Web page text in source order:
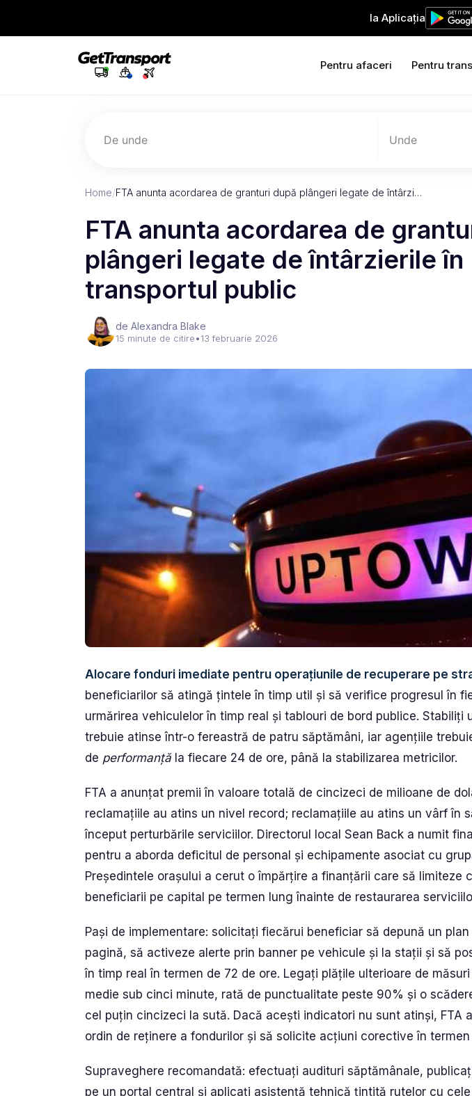
Ia Aplicația
Pentru afaceri Pentru
De unde Unde
Home/FTA anunta acordarea de granturi după plângeri legate de întârzi…
FTA anunta acordarea de
plângeri legate de întârzierile în
transportul public
de Alexandra Blake
15 minute de citire•13 februarie 2026
Alocare fonduri imediate pentru operațiunile de recuperare pe
beneficiarilor să atingă țintele în timp util și să verifice progresul în
urmărirea vehiculelor în timp real și tablouri de bord publice. Stabiliți
trebuie atinse într-o fereastră de patru săptămâni, iar agențiile
de performanțăla fiecare 24 de ore, până la stabilizarea metricilor.
FTA a anunțat premii în valoare totală de cincizeci de milioane de
reclamațiile au atins un nivel record; reclamațiile au atins un vârf în
început perturbările serviciilor. Directorul local Sean Back a numit
pentru a aborda deficitul de personal și echipamente asociat cu
Președintele orașului a cerut o împărțire a finanțării care să limiteze
beneficiarii pe capital pe termen lung înainte de restaurarea
Pași de implementare: solicitați fiecărui beneficiar să depună un
pagină, să activeze alerte prin banner pe vehicule și la stații și să
în timp real în termen de 72 de ore. Legați plățile ulterioare de
medie sub cinci minute, rată de punctualitate peste 90% și o
cel puțin cincizeci la sută. Dacă acești indicatori nu sunt atinși, FTA
ordin de reținere a fondurilor și să solicite acțiuni corective în
Supraveghere recomandată: efectuați audituri săptămânale,
pe un portal central și aplicați asistență tehnică țintită rutelor cu